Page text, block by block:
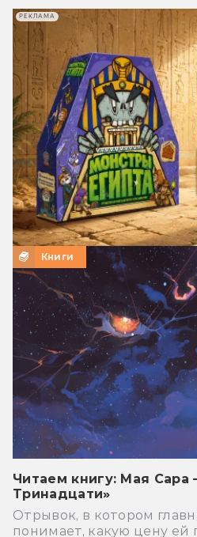
Книги
Читаем книгу: Мая Сара
Тринадцати»
Отрывок, в котором
понимает, какую цену ей
РЕКЛАМА